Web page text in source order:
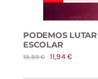
PODEMOS
ESCOLAR
19,89€
O
11,94€O